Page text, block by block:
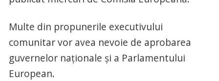
Multe din propunerile executivului
comunitar vor avea nevoie de aprobarea
guvernelor naţionale şi a Parlamentului
European.